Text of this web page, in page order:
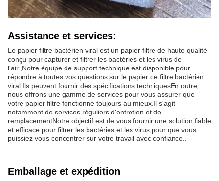
Assistance et services:
Le papier filtre bactérien viral est un papier filtre de haute qualité
conçu pour capturer et filtrer les bactéries et les virus de
l'air.,Notre équipe de support technique est disponible pour
répondre à toutes vos questions sur le papier de filtre bactérien
viral.Ils peuvent fournir des spécifications techniquesEn outre,
nous offrons une gamme de services pour vous assurer que
votre papier filtre fonctionne toujours au mieux.Il s'agit
notamment de services réguliers d'entretien et de
remplacementNotre objectif est de vous fournir une solution fiable
et efficace pour filtrer les bactéries et les virus,pour que vous
puissiez vous concentrer sur votre travail avec confiance..
Emballage et expédition